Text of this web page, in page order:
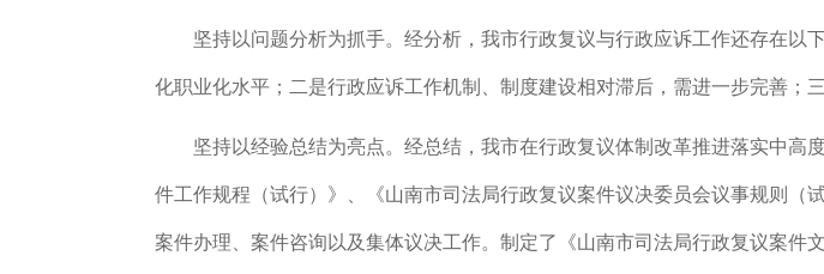
坚持以问题分析为抓手。 经分析，我市行政复议与行政应诉工作还存在以
化职业化水平； 二是行政应诉工作机制、制度建设相对滞后，需进一步完善；
坚持以经验总结为亮点。 经总结，我市在行政复议体制改革推进落实中高
件工作规程（试行）》、《山南市司法局行政复议案件议决委员会议事规则
案件办理、案件咨询以及集体议决工作。制定了《山南市司法局行政复议案